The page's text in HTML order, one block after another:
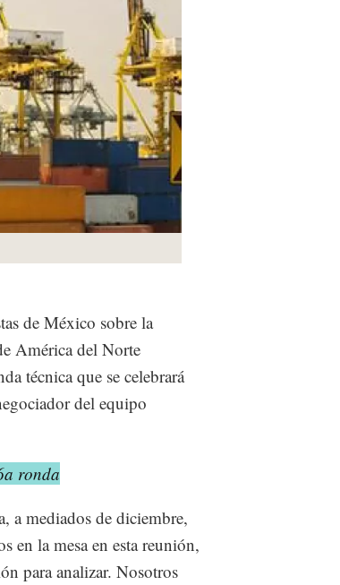
de México sobre la
América del Norte
técnica que se celebrará
del equipo
ronda
a mediados de diciembre,
en la mesa en esta reunión,
para analizar. Nosotros